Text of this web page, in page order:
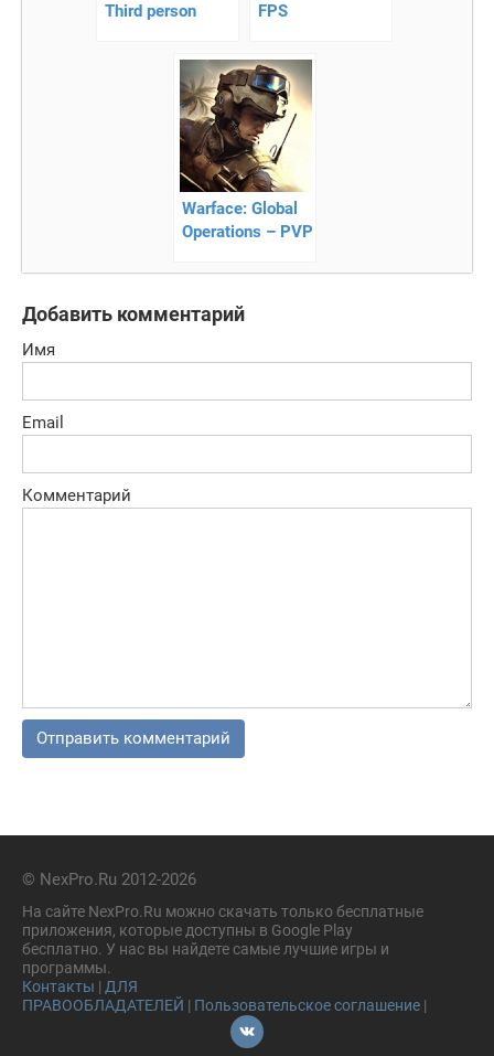
Third person
FPS
Warface: Global
Operations – PVP
Добавить комментарий
Имя
Email
Комментарий
© NexPro.Ru 2012-2026
На сайте NexPro.Ru можно скачать только бесплатные
приложения, которые доступны в Google Play
бесплатно. У нас вы найдете самые лучшие игры и
программы.
Контакты | ДЛЯ
ПРАВООБЛАДАТЕЛЕЙ | Пользовательское соглашение |